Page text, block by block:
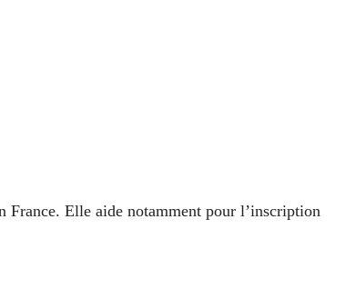
France. Elle aide notamment pour l’inscription